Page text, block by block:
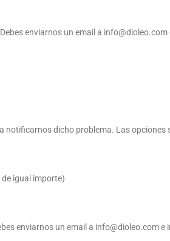
enviarnos un email a info@dioleo.com
notificarnos dicho problema. Las
igual importe)
enviarnos un email a info@dioleo.com e